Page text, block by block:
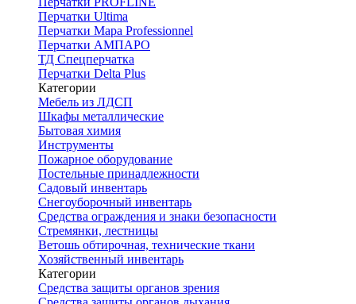
Перчатки Ultima
Перчатки Мара Professionnel
Перчатки АМПАРО
ТД Спецперчатка
Перчатки Delta Plus
Категории
Мебель из ЛДСП
Шкафы металлические
Бытовая химия
Инструменты
Пожарное оборудование
Постельные принадлежности
Садовый инвентарь
Снегоуборочный инвентарь
Средства ограждения и знаки безопасности
Стремянки, лестницы
Ветошь обтирочная, технические ткани
Хозяйственный инвентарь
Категории
Средства защиты органов зрения